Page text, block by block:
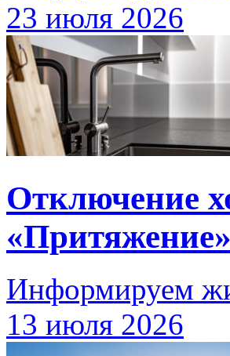
23 июля 2026
Отключение
«Притяжение»
Информируем
13 июля 2026